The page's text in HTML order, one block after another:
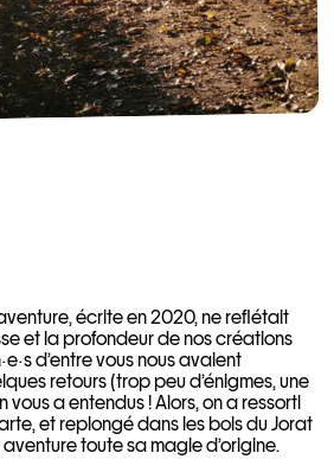
écrite en 2020, ne reflétait
et la profondeur de nos créations
d’entre vous nous avaient
retours (trop peu d’énigmes, une
vous a entendus ! Alors, on a ressorti
et replongé dans les bois du Jorat
toute sa magie d’origine.